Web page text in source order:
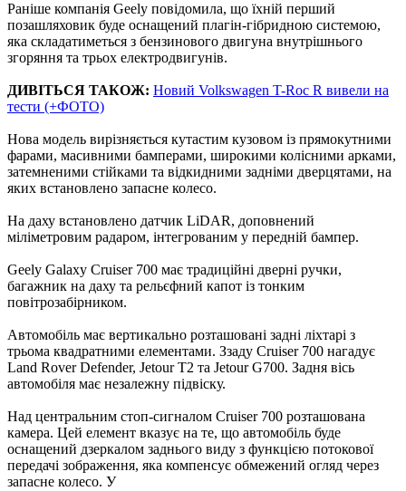
Раніше компанія Geely повідомила, що їхній перший
позашляховик буде оснащений плагін-гібридною системою,
яка складатиметься з бензинового двигуна внутрішнього
згоряння та трьох електродвигунів.
ДИВІТЬСЯ ТАКОЖ: Новий Volkswagen T-Roc R вивели на
тести (+ФОТО)
Нова модель вирізняється кутастим кузовом із прямокутними
фарами, масивними бамперами, широкими колісними арками,
затемненими стійками та відкидними задніми дверцятами, на
яких встановлено запасне колесо.
На даху встановлено датчик LiDAR, доповнений
міліметровим радаром, інтегрованим у передній бампер.
Geely Galaxy Cruiser 700 має традиційні дверні ручки,
багажник на даху та рельєфний капот із тонким
повітрозабірником.
Автомобіль має вертикально розташовані задні ліхтарі з
трьома квадратними елементами. Ззаду Cruiser 700 нагадує
Land Rover Defender, Jetour T2 та Jetour G700. Задня вісь
автомобіля має незалежну підвіску.
Над центральним стоп-сигналом Cruiser 700 розташована
камера. Цей елемент вказує на те, що автомобіль буде
оснащений дзеркалом заднього виду з функцією потокової
передачі зображення, яка компенсує обмежений огляд через
запасне колесо. У